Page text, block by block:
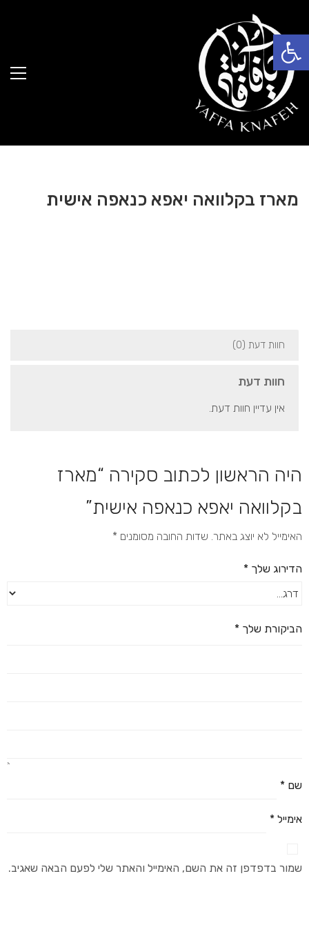
פתח סרגל נגישות
מארז בקלוואה יאפא כנאפה אישית
חוות דעת (0)
חוות דעת
אין עדיין חוות דעת.
היה הראשון לכתוב סקירה “מארז
בקלוואה יאפא כנאפה אישית”
האימייל לא יוצג באתר. שדות החובה מסומנים *
הדירוג שלך *
הביקורת שלך *
שם *
אימייל *
שמור בדפדפן זה את השם, האימייל והאתר שלי לפעם הבאה שאגיב.